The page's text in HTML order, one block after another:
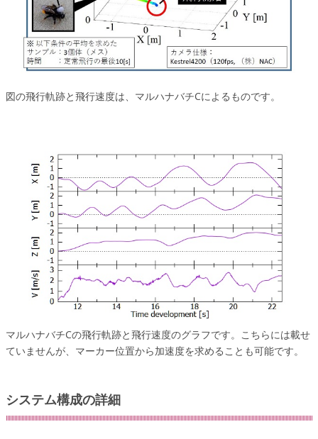
図の飛行軌跡と飛行速度は、マルハナバチCによるものです。
マルハナバチCの飛行軌跡と飛行速度のグラフです。こちらには載せ
ていませんが、マーカー位置から加速度を求めることも可能です。
システム構成の詳細